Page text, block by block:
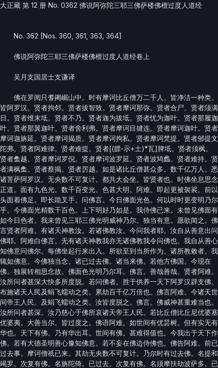
大正藏 第 12 册 No. 0362 佛说阿弥陀三耶三佛萨楼佛檀过度人道经
No. 362 [Nos. 360, 361, 363, 364]
佛说阿弥陀三耶三佛萨楼佛檀过度人道经卷上
吴月支国居士支谦译
佛在罗阅只耆阇崛山中。时有摩诃比丘僧万二千人。皆净洁一种类。
皆阿罗汉。贤者拘邻。贤者拔智致。贤者摩诃那弥。贤者合尸。贤者须满
日。贤者维末坻。贤者不乃。贤者迦为拔坻。贤者忧为迦叶。贤者那履迦
叶。贤者那翼迦叶。贤者舍利弗。贤者摩诃目揵连。贤者摩诃迦叶。贤者
摩诃迦旃延。贤者摩诃揭质。贤者摩诃拘私。贤者摩诃梵提。贤者邠提文
陀弗。贤者阿难律。贤者难提。贤者[(膘-示+土)*瓦]脾坻。贤者须枫。
贤者䗍越。贤者摩诃罗倪。贤者摩诃波罗延。贤者波鸠蠡。贤者难持。贤
者满枫䗍。贤者蔡揭。贤者厉越。如是诸比丘僧甚众多。数千亿万人。悉
诸菩萨阿罗汉。无央数不可复计。都共大会坐。皆贤者也。时佛坐息思念
正道。面有九色光。数千百变光。色甚大明。阿难。即起更被袈裟。前以
头面着佛足。即长跪叉手。问佛言。今日佛面光色。何以时时更变明乃尔
乎。今佛面光精数千百色。上下明好乃如是。我侍佛已来。未曾见佛面有
如今日色者。我未曾见三耶三佛光明威神乃尔。独当有意。愿欲闻之。佛
言贤者阿难。有诸天神教汝。若诸佛教汝。今问我者耶。汝自从善意出问
佛耶。阿难白佛言。无有诸天神教我亦无诸佛教我令问佛也。我自从善心
知佛意问佛尔。每佛坐起行来出入。所欲至到当所作为。诸所教敕者。我
辄如佛意。今佛独当念。诸已过去佛。诸当来佛。若他方佛国。今现在
佛。独展转相思念故。佛面色光明乃尔耳。佛言。善哉善哉。贤者阿难。
汝所问者甚深大快多所度脱。若问佛者。胜于供养一天下阿罗汉辟支佛。
布施诸天人民及蜎飞蠕动之类。累劫百千亿万倍也。佛言阿难。今诸天世
间帝王人民。及蜎飞蠕动之类。汝皆度脱之。佛言。佛威神甚重难当也。
汝所问者甚深。汝乃慈心于佛所哀诸天帝王人民。若比丘僧比丘尼优婆塞
优婆夷。大善当尔。皆过度之。佛语阿难。如世间有优昙树。但有实无有
华也。天下有佛。乃有华出耳。世间有佛。甚难得值也。今我出于天下作
佛。若有大德圣明善心豫知佛意。若不妄在佛边侍佛也。佛告阿难。前已
过去事。摩诃僧祇已来。其劫无央数不可复计。乃尔时有过去佛。名提和
竭罗。次复有佛。名旃陀倚。已过去。次复有佛。名须摩扶劫波萨多。已